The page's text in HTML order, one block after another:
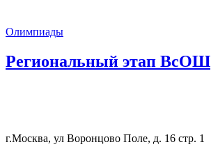
Олимпиады
Региональный этап ВсОШ
г.Москва, ул Воронцово Поле, д. 16 стр. 1